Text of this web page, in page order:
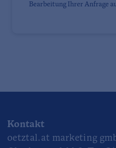
Bearbeitung Ihrer Anfrage
Kontakt
oetztal.at marketing